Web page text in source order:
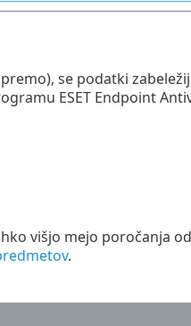
se podatki
ESET Endpoint
višjo mejo poročanja od
.